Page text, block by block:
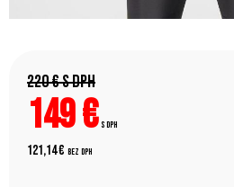
220 €s DPH
149€ s DPH
121,14 € bez DPH